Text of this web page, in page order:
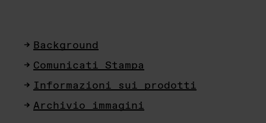
Background
Comunicati Stampa
Informazioni sui prodotti
Archivio immagini